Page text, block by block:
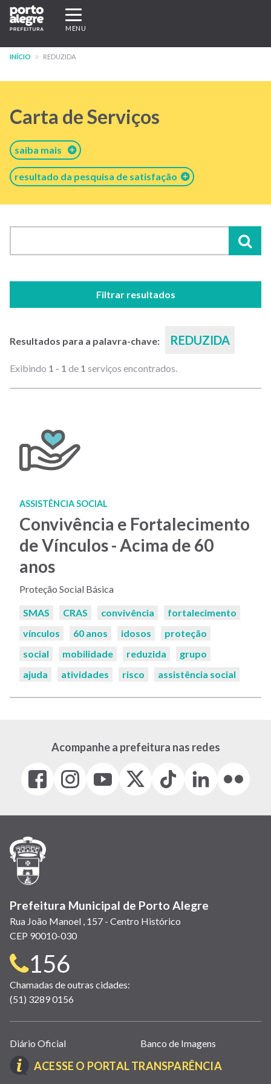
Pular
para
conteúdo
Expandir/recolher
navegação
MENU
INÍCIO REDUZIDA
Carta de Serviços
saiba mais
resultado da pesquisa de satisfação
Filtrar resultados
Resultados para a palavra-chave: REDUZIDA
Exibindo 1 - 1 de 1 serviços encontrados.
ASSISTÊNCIA SOCIAL
Convivência e Fortalecimento
de Vínculos - Acima de 60
anos
Proteção Social Básica
Palavras-
SMAS CRAS convivência
fortalecimento
vínculos
60 anos idosos
proteção
social
mobilidade reduzida
grupo
ajuda
atividades risco assistência social
Acompanhe a prefeitura nas redes
Facebook
(link
em
janela)
Instagram
(link
em
(link
em
(Antigo
(link
Tiktok
(link
em
LinkedIn
(link
em
(link
em
Prefeitura Municipal de Porto Alegre
Rua João Manoel , 157 - Centro Histórico
CEP 90010-030
Telefone
para
contato:
156
Chamadas de outras cidades:
(51) 3289 0156
Links
úteis
(abrem
Diário Oficial Banco de Imagens
ACESSE O PORTAL TRANSPARÊNCIA(LINK